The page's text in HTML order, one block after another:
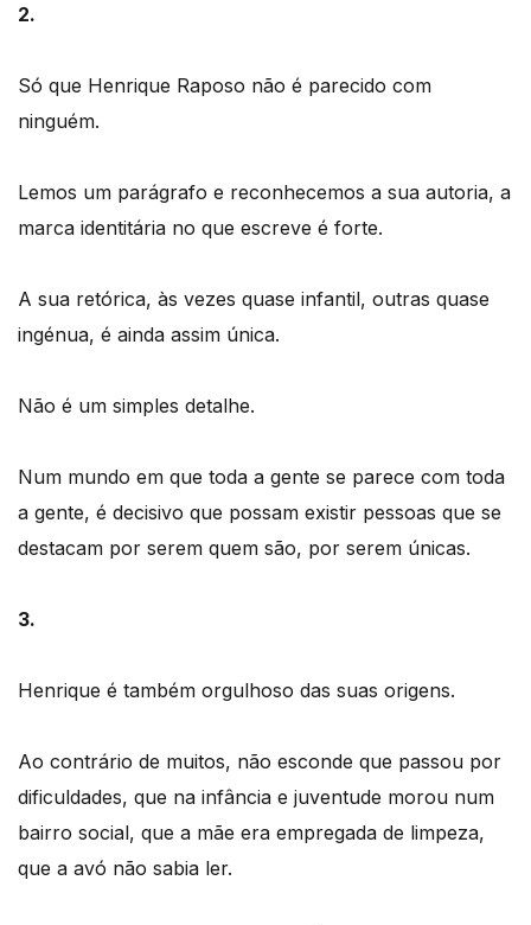
2.
Só que Henrique Raposo não é parecido com
ninguém.
Lemos um parágrafo e reconhecemos a sua autoria, a
marca identitária no que escreve é forte.
A sua retórica, às vezes quase infantil, outras quase
ingénua, é ainda assim única.
Não é um simples detalhe.
Num mundo em que toda a gente se parece com toda
a gente, é decisivo que possam existir pessoas que se
destacam por serem quem são, por serem únicas.
3.
Henrique é também orgulhoso das suas origens.
Ao contrário de muitos, não esconde que passou por
dificuldades, que na infância e juventude morou num
bairro social, que a mãe era empregada de limpeza,
que a avó não sabia ler.